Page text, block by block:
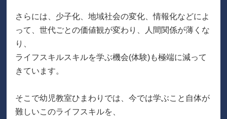
さらには、少子化、地域社会の変化、情報化などによ
って、世代ごとの価値観が変わり、人間関係が薄くな
り、
ライフスキルスキルを学ぶ機会(体験)も極端に減って
きています。
そこで幼児教室ひまわりでは、今では学ぶこと自体が
難しいこのライフスキルを、